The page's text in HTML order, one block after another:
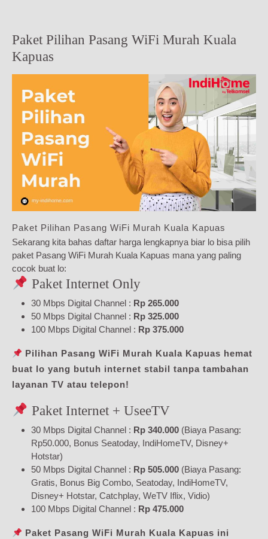
Paket Pilihan Pasang WiFi Murah Kuala
Kapuas
Paket Pilihan Pasang WiFi Murah Kuala Kapuas
Sekarang kita bahas daftar harga lengkapnya biar lo bisa pilih
paket Pasang WiFi Murah Kuala Kapuas mana yang paling
cocok buat lo:
Paket Internet Only
30 Mbps Digital Channel : Rp 265.000
50 Mbps Digital Channel : Rp 325.000
100 Mbps Digital Channel : Rp 375.000
Pilihan Pasang WiFi Murah Kuala Kapuas hemat
buat lo yang butuh internet stabil tanpa tambahan
layanan TV atau telepon!
Paket Internet + UseeTV
30 Mbps Digital Channel : Rp 340.000 (Biaya Pasang:
Rp50.000, Bonus Seatoday, IndiHomeTV, Disney+
Hotstar)
50 Mbps Digital Channel : Rp 505.000 (Biaya Pasang:
Gratis, Bonus Big Combo, Seatoday, IndiHomeTV,
Disney+ Hotstar, Catchplay, WeTV Iflix, Vidio)
100 Mbps Digital Channel : Rp 475.000
Paket Pasang WiFi Murah Kuala Kapuas ini